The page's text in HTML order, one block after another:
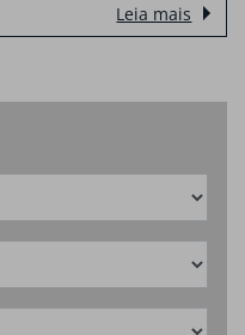
Leia mais